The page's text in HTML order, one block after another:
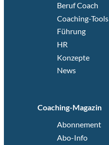
Beruf Coach
Coaching-Tools
Führung
HR
Konzepte
News
Coaching-Magazin
Abonnement
Abo-Info